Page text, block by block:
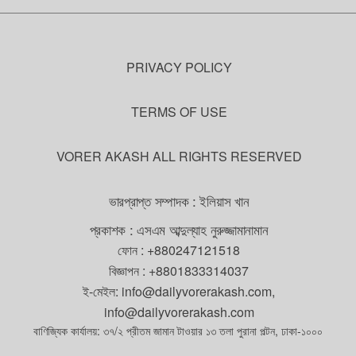
PRIVACY POLICY
TERMS OF USE
VORER AKASH ALL RIGHTS RESERVED
ভারপ্রাপ্ত সম্পাদক : ইলিয়াস খান
প্রকাশক : এসএম আব্দুল্যাহ নুরুজ্জামানামান
ফোন : +880247121518
বিজ্ঞাপন : +8801833314037
ই-মেইল: info@dailyvorerakash.com,
info@dailyvorerakash.com
বাণিজ্যিক কার্যালয়: ৩৭/২ প্রীতম জামান টাওয়ার ১৩ তলা পুরানা পল্টন, ঢাকা-১০০০